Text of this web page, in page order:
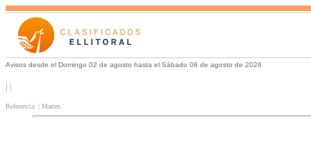
Avisos desde el Domingo 02 de agosto hasta el Sábado 08 de agosto de 2026
| |
Referencia: | Martes